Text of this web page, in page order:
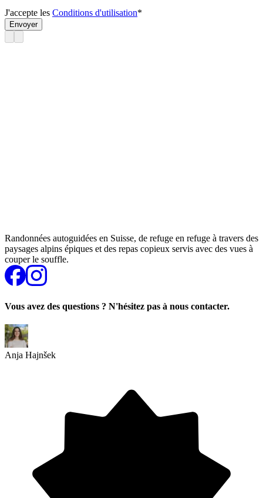
J'accepte les Conditions d'utilisation*
Envoyer
Randonnées autoguidées en Suisse, de refuge en refuge à travers des
paysages alpins épiques et des repas copieux servis avec des vues à
couper le souffle.
Vous avez des questions ? N'hésitez pas à nous contacter.
Anja Hajnšek